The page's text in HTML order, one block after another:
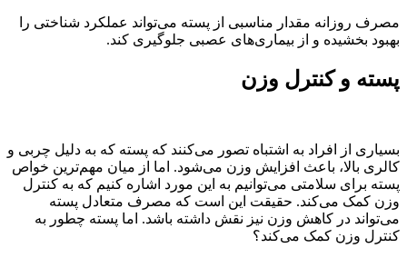
مصرف روزانه مقدار مناسبی از پسته می‌تواند عملکرد شناختی را
بهبود بخشیده و از بیماری‌های عصبی جلوگیری کند.
پسته و کنترل وزن
بسیاری از افراد به اشتباه تصور می‌کنند که پسته که به دلیل چربی و
کالری بالا، باعث افزایش وزن می‌شود. اما از میان مهم‌ترین خواص
پسته برای سلامتی می‌توانیم به این مورد اشاره کنیم که به کنترل
وزن کمک می‌کند. حقیقت این است که مصرف متعادل پسته
می‌تواند در کاهش وزن نیز نقش داشته باشد. اما پسته چطور به
کنترل وزن کمک می‌کند؟